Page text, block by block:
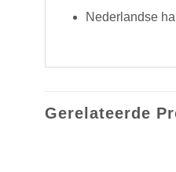
Nederlandse
Gerelateerde